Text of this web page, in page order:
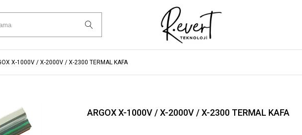
X-1000V / X-2000V / X-2300 TERMAL KAFA
ARGOX X-1000V / X-2000V / X-2300 TERMAL KAFA